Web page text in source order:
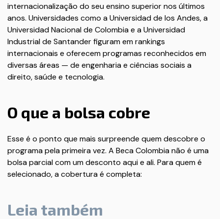
internacionalização do seu ensino superior nos últimos
anos. Universidades como a Universidad de los Andes, a
Universidad Nacional de Colombia e a Universidad
Industrial de Santander figuram em rankings
internacionais e oferecem programas reconhecidos em
diversas áreas — de engenharia e ciências sociais a
direito, saúde e tecnologia.
O que a bolsa cobre
Esse é o ponto que mais surpreende quem descobre o
programa pela primeira vez. A Beca Colombia não é uma
bolsa parcial com um desconto aqui e ali. Para quem é
selecionado, a cobertura é completa:
Leia também